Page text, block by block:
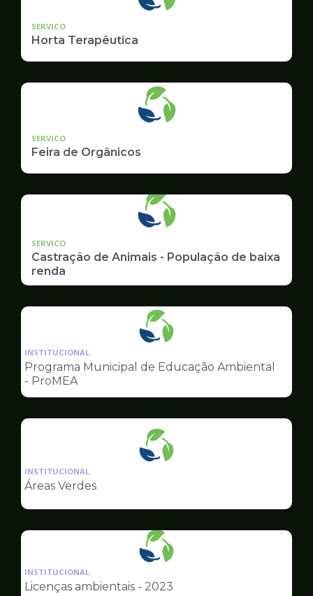
SERVICO
Horta Terapêutica
SERVICO
Feira de Orgânicos
SERVICO
Castração de Animais - População de baixa
renda
Ilustração
pagina
Meio
INSTITUCIONAL
Programa Municipal de Educação Ambiental
- ProMEA
Ilustração
Meio
Ambiente
INSTITUCIONAL
Áreas Verdes
Ilustração
pagina
INSTITUCIONAL
Licenças ambientais - 2023